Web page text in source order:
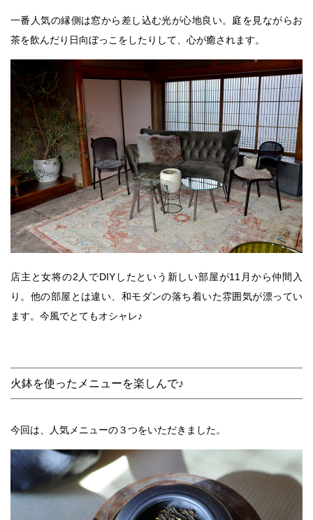
一番人気の縁側は窓から差し込む光が心地良い。庭を見ながらお
茶を飲んだり日向ぼっこをしたりして、心が癒されます。
店主と女将の2人でDIYしたという新しい部屋が11月から仲間入
り。他の部屋とは違い、和モダンの落ち着いた雰囲気が漂ってい
ます。今風でとてもオシャレ♪
火鉢を使ったメニューを楽しんで♪
今回は、人気メニューの３つをいただきました。